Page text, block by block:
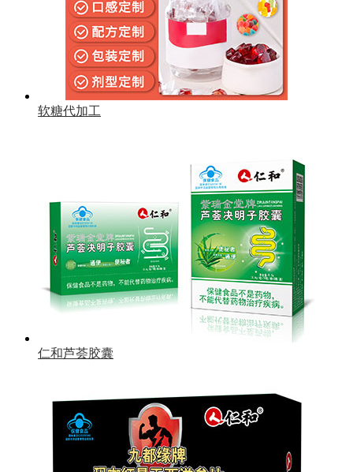
软糖代加工
仁和芦荟胶囊